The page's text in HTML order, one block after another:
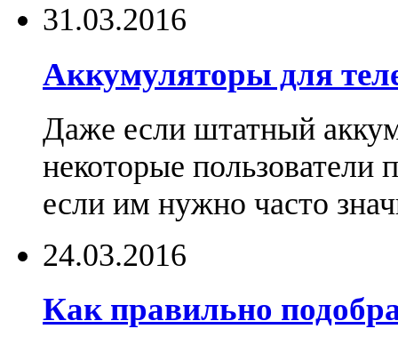
31.03.2016
Аккумуляторы для
Даже если штатный
некоторые пользователи
если им нужно часто
24.03.2016
Как правильно